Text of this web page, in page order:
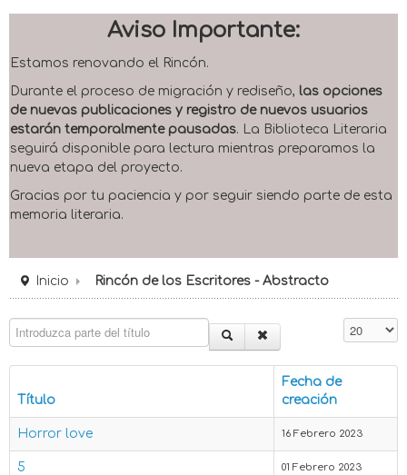
Aviso Importante:
Estamos renovando el Rincón.
Durante el proceso de migración y rediseño, las opciones
de nuevas publicaciones y registro de nuevos usuarios
estarán temporalmente pausadas. La Biblioteca Literaria
seguirá disponible para lectura mientras preparamos la
nueva etapa del proyecto.
Gracias por tu paciencia y por seguir siendo parte de esta
memoria literaria.
Inicio Rincón de los Escritores - Abstracto
Introduzca parte del título
Título
Fecha de
creación
Horror love 16 Febrero 2023
5 01 Febrero 2023